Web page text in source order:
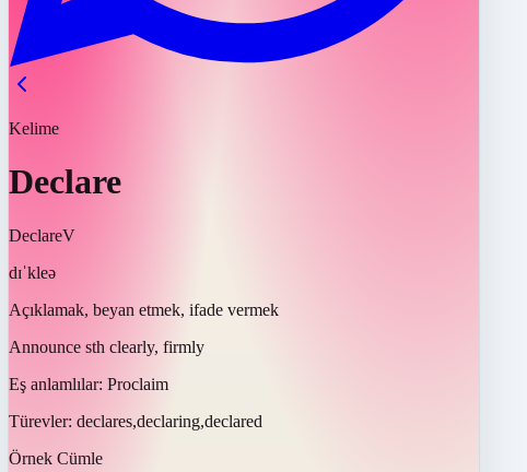
Kelime
Declare
DeclareV
dɪˈkleə
Açıklamak, beyan etmek, ifade vermek
Announce sth clearly, firmly
Eş anlamlılar: Proclaim
Türevler: declares,declaring,declared
Örnek Cümle